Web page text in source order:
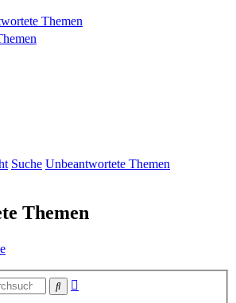
Themen
Suche Unbeantwortete Themen
Themen
Suche